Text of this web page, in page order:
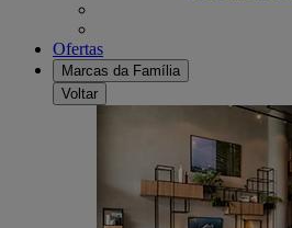
Ofertas
Marcas da Família
Voltar